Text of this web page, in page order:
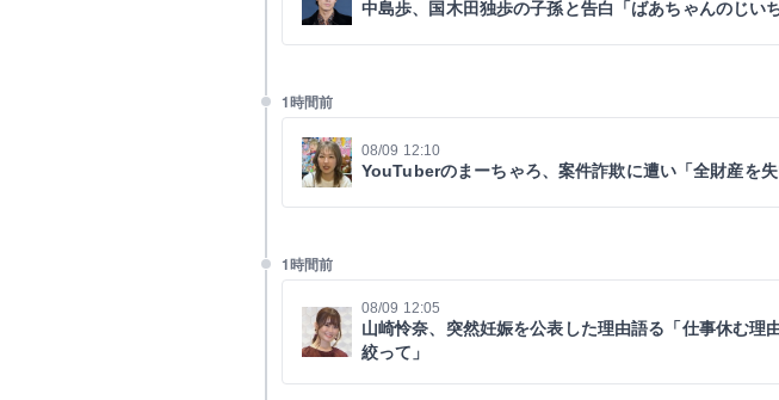
中島歩、国木田独歩の子孫と告白「ばあちゃんのじい
1時間前
08/09 12:10
YouTuberのまーちゃろ、案件詐欺に遭い「全財産を失
1時間前
08/09 12:05
山崎怜奈、突然妊娠を公表した理由語る「仕事休む理
絞って」